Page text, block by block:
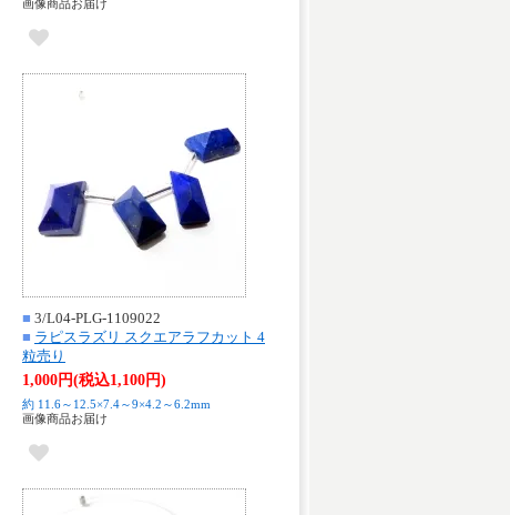
画像商品お届け
■ 3/L04-PLG-1109022
■ ラピスラズリ スクエアラフカット 4
粒売り
1,000円(税込1,100円)
約 11.6～12.5×7.4～9×4.2～6.2mm
画像商品お届け